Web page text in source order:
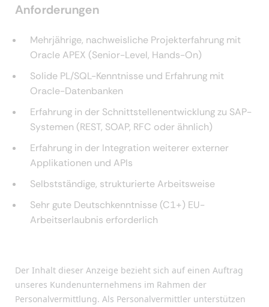
Anforderungen
Mehrjährige, nachweisliche Projekterfahrung mit
Oracle APEX (Senior-Level, Hands-On)
Solide PL/SQL-Kenntnisse und Erfahrung mit
Oracle-Datenbanken
Erfahrung in der Schnittstellenentwicklung zu SAP-
Systemen (REST, SOAP, RFC oder ähnlich)
Erfahrung in der Integration weiterer externer
Applikationen und APIs
Selbstständige, strukturierte Arbeitsweise
Sehr gute Deutschkenntnisse (C1+) EU-
Arbeitserlaubnis erforderlich
Der Inhalt dieser Anzeige bezieht sich auf einen Auftrag
unseres Kundenunternehmens im Rahmen der
Personalvermittlung. Als Personalvermittler unterstützen